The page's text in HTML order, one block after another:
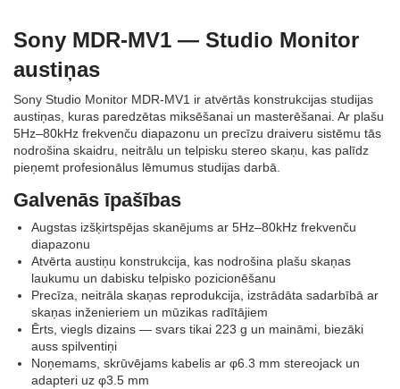
Sony MDR‑MV1 — Studio Monitor
austiņas
Sony Studio Monitor MDR‑MV1 ir atvērtās konstrukcijas studijas
austiņas, kuras paredzētas miksēšanai un masterēšanai. Ar plašu
5Hz–80kHz frekvenču diapazonu un precīzu draiveru sistēmu tās
nodrošina skaidru, neitrālu un telpisku stereo skaņu, kas palīdz
pieņemt profesionālus lēmumus studijas darbā.
Galvenās īpašības
Augstas izšķirtspējas skanējums ar 5Hz–80kHz frekvenču
diapazonu
Atvērta austiņu konstrukcija, kas nodrošina plašu skaņas
laukumu un dabisku telpisko pozicionēšanu
Precīza, neitrāla skaņas reprodukcija, izstrādāta sadarbībā ar
skaņas inženieriem un mūzikas radītājiem
Ērts, viegls dizains — svars tikai 223 g un maināmi, biezāki
auss spilventiņi
Noņemams, skrūvējams kabelis ar φ6.3 mm stereojack un
adapteri uz φ3.5 mm